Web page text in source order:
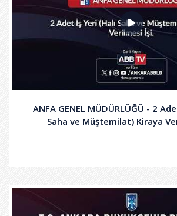
ANFA GENEL MÜDÜRLÜĞÜ - 2
Saha ve Müştemilat) Kiraya